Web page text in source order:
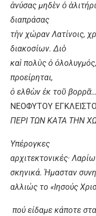
ἀνύσας μηδὲν ὁ
διαπράσας
τὴν χώραν Λατίνοις,
διακοσίων. Διὸ
καὶ πολὺς ὁ
προείρηται,
ὁ ελθὼν ἐκ τοῦ βορρᾶ…
ΝΕΟΦΥΤΟΥ
ΠΕΡΙ ΤΩΝ ΚΑΤΑ ΤΗΝ
Υπέρογκες
αρχιτεκτονικές·
σκηνικά. Ήμασταν
αλλιώς το «Ιησούς
πού είδαμε κάποτε